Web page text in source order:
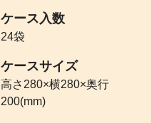
ケース入数
24袋
ケースサイズ
高さ280×横280×奥行
200(mm)